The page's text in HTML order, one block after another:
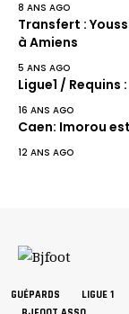
8 ANS AGO
Transfert :
à Amiens
5 ANS AGO
Ligue1 / Requins
16 ANS AGO
Caen: Imorou
12 ANS AGO
GUÉPARDS LIGUE 1